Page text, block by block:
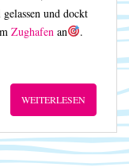
und dockt
Zughafenan .
WEITERLESEN